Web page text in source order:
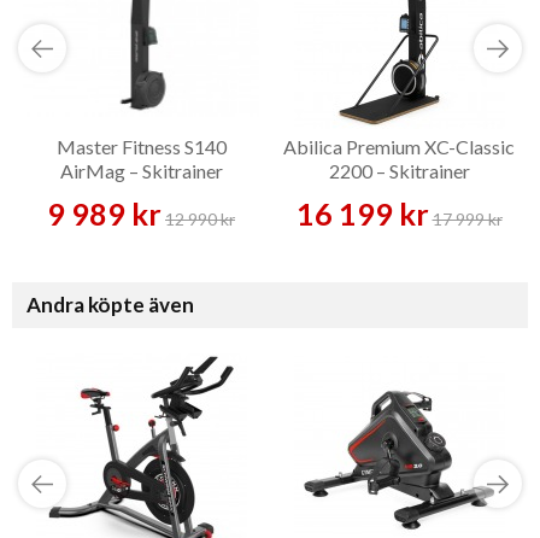
Master Fitness S140
AirMag – Skitrainer
9 989 kr12 990 kr
Abilica Premium XC-Classic
2200 – Skitrainer
16 199 kr17 999 kr
Andra köpte även